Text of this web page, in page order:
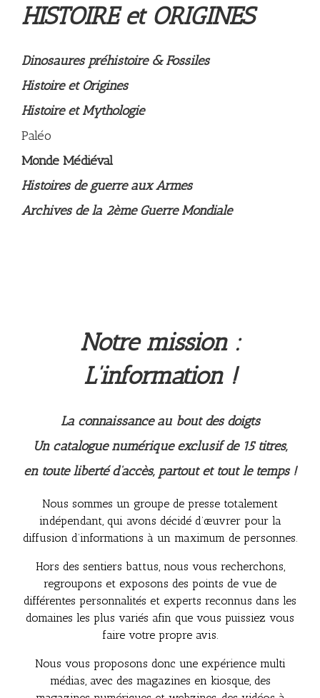
HISTOIRE et ORIGINES
Dinosaures préhistoire & Fossiles
Histoire et Origines
Histoire et Mythologie
Paléo
Monde Médiéval
Histoires de guerre aux Armes
Archives de la 2ème Guerre Mondiale
Notre mission :
L’information !
La connaissance au bout des doigts
Un catalogue numérique exclusif de 15 titres,
en toute liberté d’accès, partout et tout le temps !
Nous sommes un groupe de presse totalement
indépendant, qui avons décidé d’œuvrer pour la
diffusion d’informations à un maximum de personnes.
Hors des sentiers battus, nous vous recherchons,
regroupons et exposons des points de vue de
différentes personnalités et experts reconnus dans les
domaines les plus variés afin que vous puissiez vous
faire votre propre avis.
Nous vous proposons donc une expérience multi
médias, avec des magazines en kiosque, des